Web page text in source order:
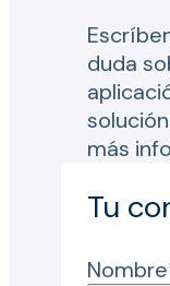
duda
más
Tu